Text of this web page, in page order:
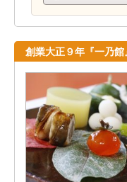
創業大正９年『一乃